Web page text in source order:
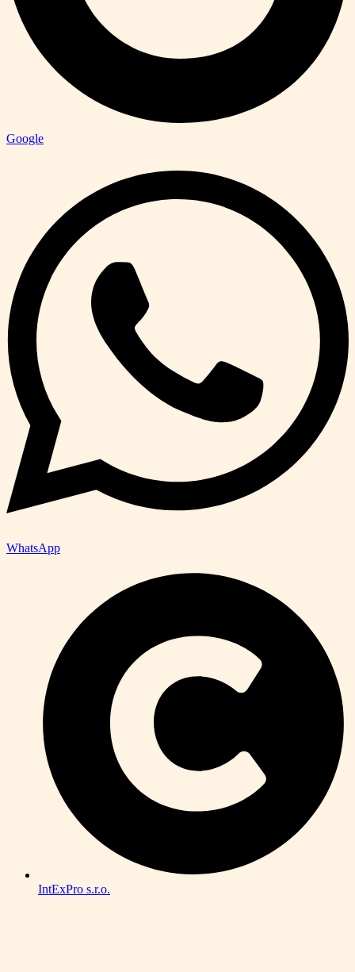
Google
WhatsApp
IntExPro s.r.o.